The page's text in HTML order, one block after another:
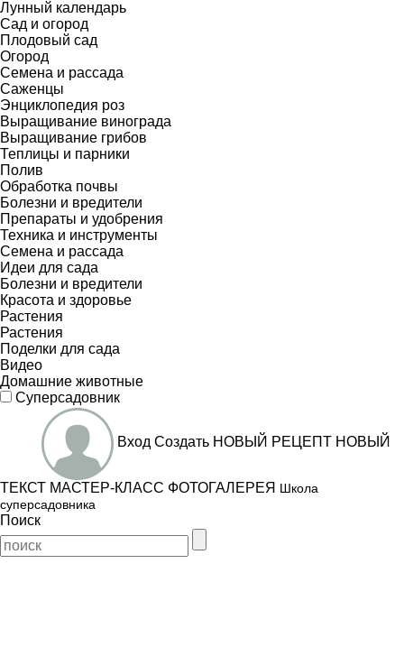
Лунный календарь
Сад и огород
Плодовый сад
Огород
Семена и рассада
Саженцы
Энциклопедия роз
Выращивание винограда
Выращивание грибов
Теплицы и парники
Полив
Обработка почвы
Болезни и вредители
Препараты и удобрения
Техника и инструменты
Семена и рассада
Идеи для сада
Болезни и вредители
Красота и здоровье
Растения
Растения
Поделки для сада
Видео
Домашние животные
Суперсадовник
Вход Создать НОВЫЙ РЕЦЕПТ НОВЫЙ
ТЕКСТ МАСТЕР-КЛАСС ФОТОГАЛЕРЕЯ Школа
суперсадовника
Поиск